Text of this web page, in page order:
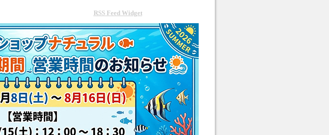
RSS Feed Widget